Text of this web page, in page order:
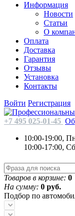
Информация
Новости
Статьи
О
Оплата
Доставка
Гарантия
Отзывы
Установка
Контакты
Войти Регистрация
+7 495 025-01-45
10:00-19:00,
10:00-17:00,
Товаров в корзине: 0
На сумму: 0 руб.
Подбор по